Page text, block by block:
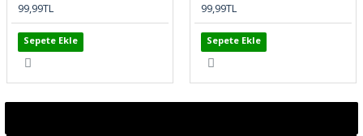
99,99TL
Sepete Ekle
99,99TL
Sepete Ekle